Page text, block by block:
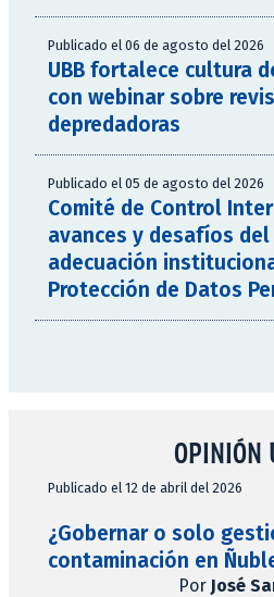
Publicado el 06 de agosto del 2026
UBB fortalece cultura
con webinar sobre
depredadoras
Publicado el 05 de agosto del 2026
Comité de Control
avances y desafíos
adecuación
Protección de Datos
OPINIÓN
Publicado el 12 de abril del 2026
¿Gobernar o solo
contaminación en
Por José